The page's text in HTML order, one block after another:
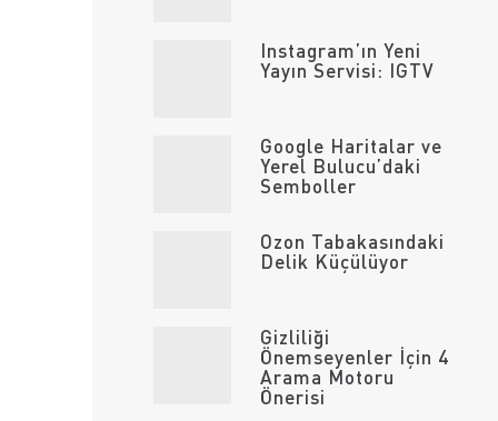
Instagram’ın Yeni
Yayın Servisi: IGTV
Google Haritalar ve
Yerel Bulucu’daki
Semboller
Ozon Tabakasındaki
Delik Küçülüyor
Gizliliği
Önemseyenler İçin 4
Arama Motoru
Önerisi